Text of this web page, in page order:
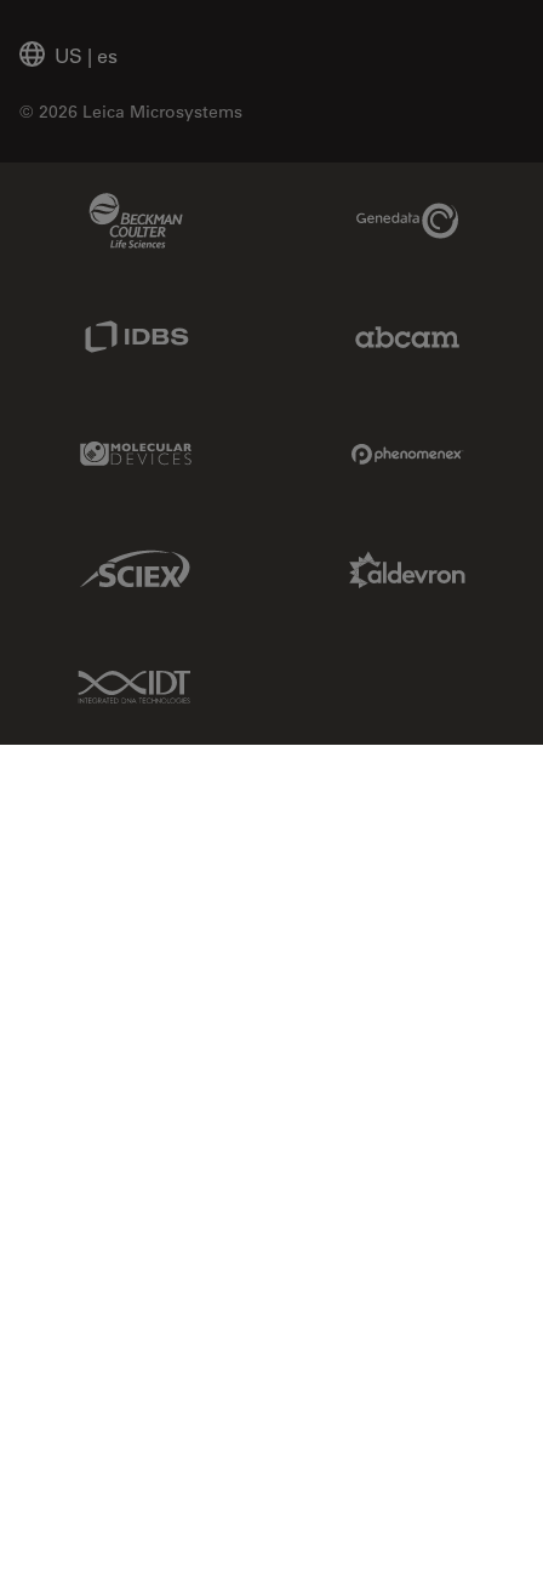
US | es
© 2026 Leica Microsystems
Genedata Link
Molecular Devices Link
Sciex Link
IDT Link